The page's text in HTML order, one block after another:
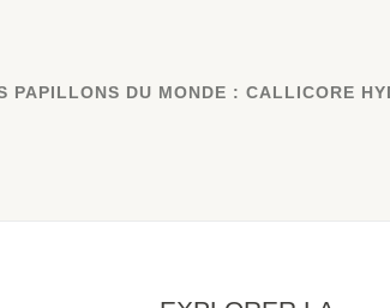
PAPILLONS DU MONDE : CALLICORE